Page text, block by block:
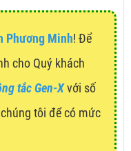
Phương Minh! Để
cho Quý khách
tắc Gen-Xvới số
tôi để có mức